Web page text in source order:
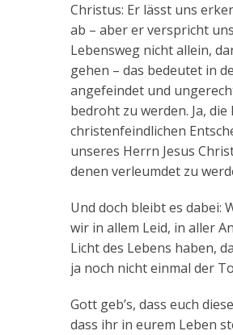
Christus: Er lässt uns
ab – aber er verspricht
Lebensweg nicht allein,
gehen – das bedeutet in
angefeindet und
bedroht zu werden. Ja,
christenfeindlichen
unseres Herrn Jesus
denen verleumdet zu
Und doch bleibt es dabei:
wir in allem Leid, in aller
Licht des Lebens haben,
ja noch nicht einmal der
Gott geb’s, dass euch
dass ihr in eurem Leben